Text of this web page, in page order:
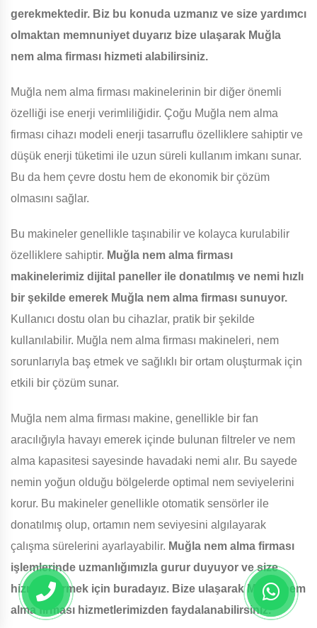
gerekmektedir. Biz bu konuda uzmanız ve size yardımcı
olmaktan memnuniyet duyarız bize ulaşarak Muğla
nem alma firması hizmeti alabilirsiniz.
Muğla nem alma firması makinelerinin bir diğer önemli
özelliği ise enerji verimliliğidir. Çoğu Muğla nem alma
firması cihazı modeli enerji tasarruflu özelliklere sahiptir ve
düşük enerji tüketimi ile uzun süreli kullanım imkanı sunar.
Bu da hem çevre dostu hem de ekonomik bir çözüm
olmasını sağlar.
Bu makineler genellikle taşınabilir ve kolayca kurulabilir
özelliklere sahiptir. Muğla nem alma firması
makinelerimiz dijital paneller ile donatılmış ve nemi hızlı
bir şekilde emerek Muğla nem alma firması sunuyor.
Kullanıcı dostu olan bu cihazlar, pratik bir şekilde
kullanılabilir. Muğla nem alma firması makineleri, nem
sorunlarıyla baş etmek ve sağlıklı bir ortam oluşturmak için
etkili bir çözüm sunar.
Muğla nem alma firması makine, genellikle bir fan
aracılığıyla havayı emerek içinde bulunan filtreler ve nem
alma kapasitesi sayesinde havadaki nemi alır. Bu sayede
nemin yoğun olduğu bölgelerde optimal nem seviyelerini
korur. Bu makineler genellikle otomatik sensörler ile
donatılmış olup, ortamın nem seviyesini algılayarak
çalışma sürelerini ayarlayabilir. Muğla nem alma firması
işlemlerinde uzmanlığımızla gurur duyuyor ve size
hizmet vermek için buradayız. Bize ulaşarak Muğla nem
alma firması hizmetlerimizden faydalanabilirsiniz.